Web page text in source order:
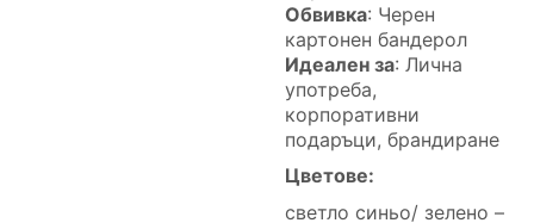
Обвивка: Черен
картонен бандерол
Идеален за: Лична
употреба,
корпоративни
подаръци, брандиране
Цветове:
светло синьо/ зелено –